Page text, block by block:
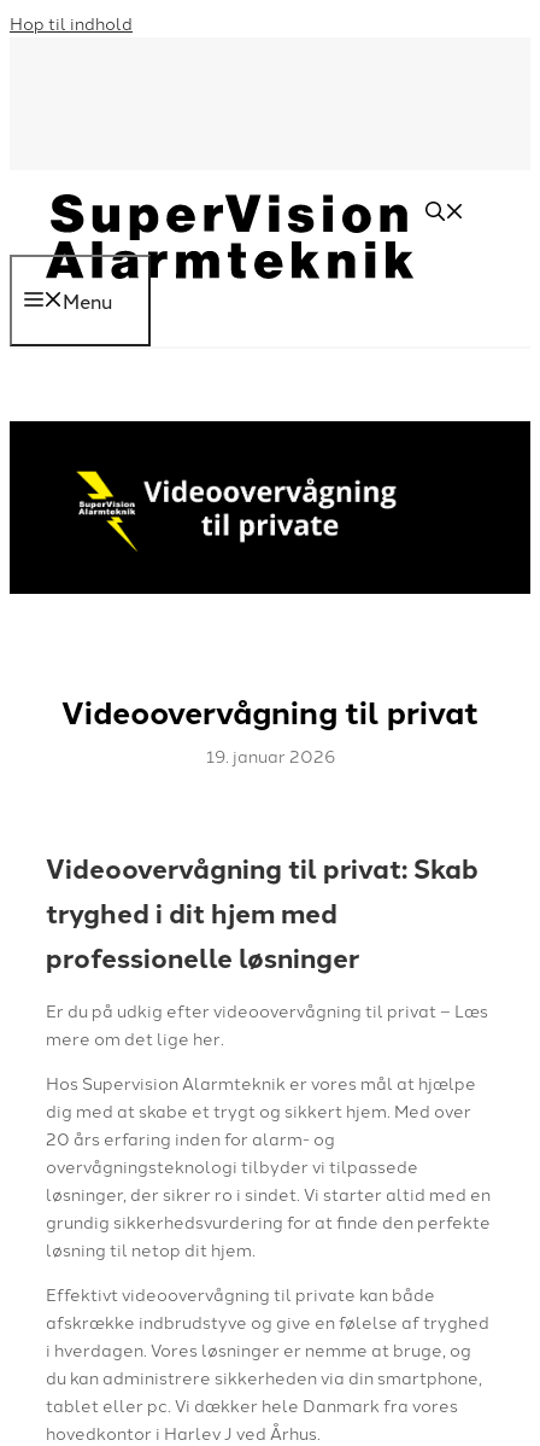
Hop til indhold
Menu
Videoovervågning til privat
19. januar 2026
Videoovervågning til privat: Skab
tryghed i dit hjem med
professionelle løsninger
Er du på udkig efter videoovervågning til privat – Læs
mere om det lige her.
Hos Supervision Alarmteknik er vores mål at hjælpe
dig med at skabe et trygt og sikkert hjem. Med over
20 års erfaring inden for alarm- og
overvågningsteknologi tilbyder vi tilpassede
løsninger, der sikrer ro i sindet. Vi starter altid med en
grundig sikkerhedsvurdering for at finde den perfekte
løsning til netop dit hjem.
Effektivt videoovervågning til private kan både
afskrække indbrudstyve og give en følelse af tryghed
i hverdagen. Vores løsninger er nemme at bruge, og
du kan administrere sikkerheden via din smartphone,
tablet eller pc. Vi dækker hele Danmark fra vores
hovedkontor i Harlev J ved Århus.